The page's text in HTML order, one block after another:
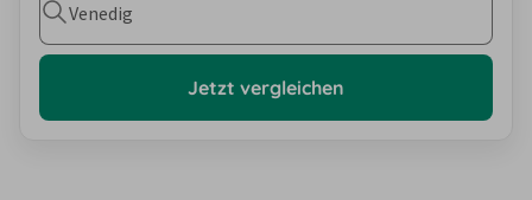
Venedig
Jetzt vergleichen